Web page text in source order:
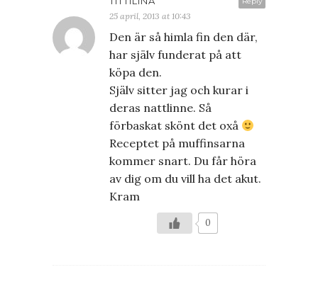
25 april, 2013 at 10:43
Den är så himla fin den där,
har själv funderat på att
köpa den.
Själv sitter jag och kurar i
deras nattlinne. Så
förbaskat skönt det oxå
Receptet på muffinsarna
kommer snart. Du får höra
av dig om du vill ha det akut.
Kram
0